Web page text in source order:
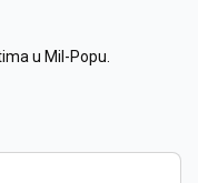
u Mil-Popu.